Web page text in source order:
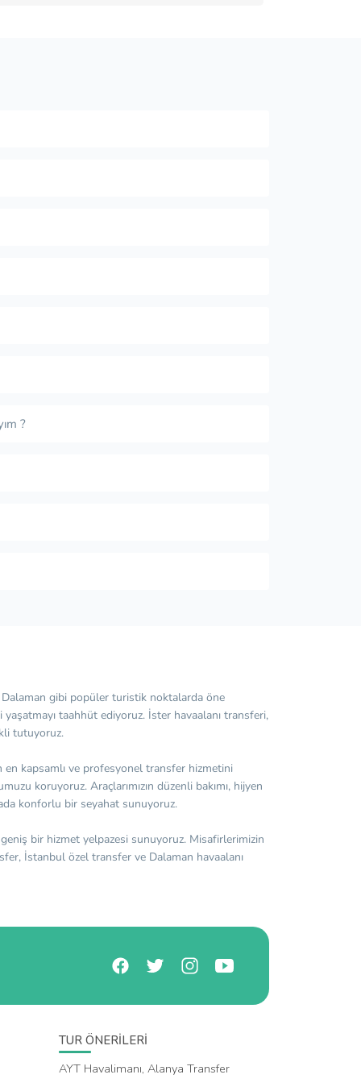
?
gibi popüler turistik noktalarda öne
taahhüt ediyoruz. İster havaalanı transferi,
tutuyoruz.
en kapsamlı ve profesyonel transfer hizmetini
koruyoruz. Araçlarımızın düzenli bakımı, hijyen
konforlu bir seyahat sunuyoruz.
bir hizmet yelpazesi sunuyoruz. Misafirlerimizin
İstanbul özel transfer ve Dalaman havaalanı
TUR ÖNERİLERİ
AYT Havalimanı, Alanya Transfer